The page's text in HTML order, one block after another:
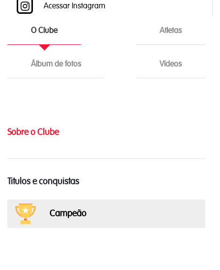
Acessar Instagram
O Clube Atletas
Álbum de fotos Vídeos
Sobre o Clube
Titulos e conquistas
Campeão